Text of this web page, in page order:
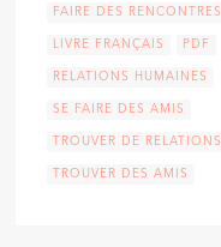
FAIRE DES RENCONTRES
LIVRE FRANÇAIS PDF
RELATIONS HUMAINES
SE FAIRE DES AMIS
TROUVER DE RELATIONS
TROUVER DES AMIS